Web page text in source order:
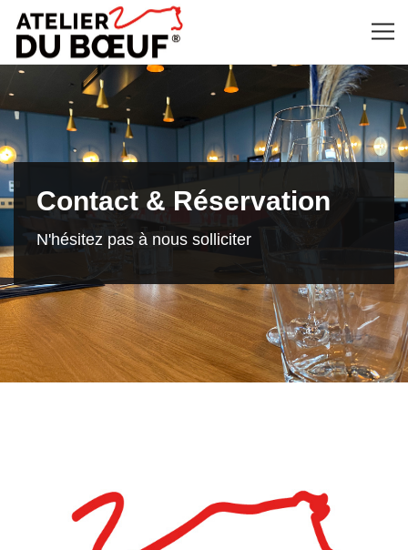
Contact & Réservation
N'hésitez pas à nous solliciter